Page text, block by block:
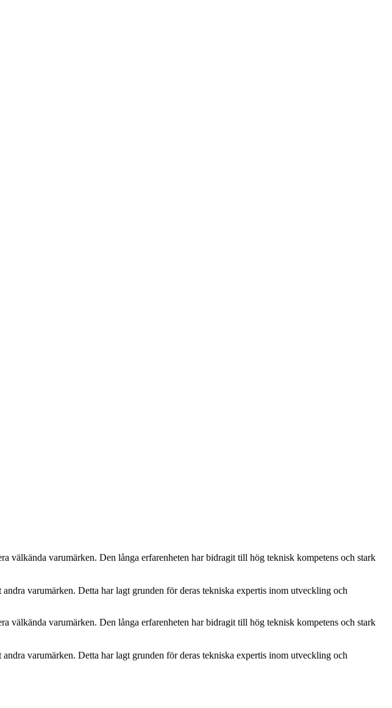
varumärken. Den långa erfarenheten har bidragit till hög teknisk kompetens och stark
varumärken. Detta har lagt grunden för deras tekniska expertis inom utveckling och
varumärken. Den långa erfarenheten har bidragit till hög teknisk kompetens och stark
varumärken. Detta har lagt grunden för deras tekniska expertis inom utveckling och